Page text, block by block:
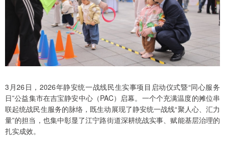
3月26日，2026年静安统一战线民生实事项目启动仪式暨“同心服务
日”公益集市在吉宝静安中心（PAC）启幕。一个个充满温度的摊位串
联起统战民生服务的脉络，既生动展现了静安统一战线“聚人心、汇力
量”的担当，也集中彰显了江宁路街道深耕统战实事、赋能基层治理的
扎实成效。